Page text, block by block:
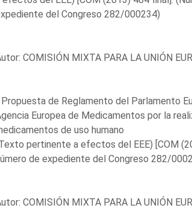
del Congreso 282/000234)
COMISIÓN MIXTA PARA LA UNIÓN
de Reglamento del Parlamento
Europea de Medicamentos por la
de uso humano
pertinente a efectos del EEE) [COM
de expediente del Congreso 282/
COMISIÓN MIXTA PARA LA UNIÓN